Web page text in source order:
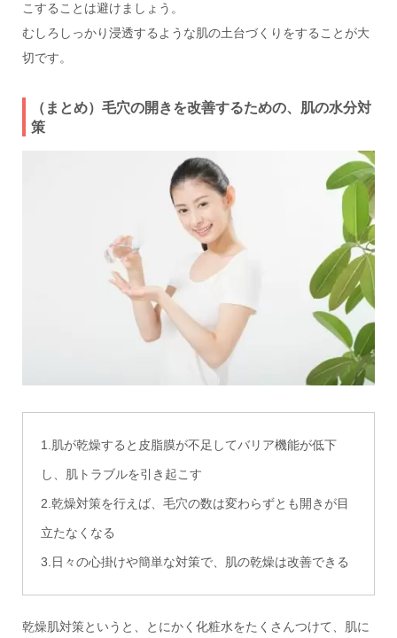
こすることは避けましょう。
むしろしっかり浸透するような肌の土台づくりをすることが大
切です。
（まとめ）毛穴の開きを改善するための、肌の水分対
策
1.肌が乾燥すると皮脂膜が不足してバリア機能が低下
し、肌トラブルを引き起こす
2.乾燥対策を行えば、毛穴の数は変わらずとも開きが目
立たなくなる
3.日々の心掛けや簡単な対策で、肌の乾燥は改善できる
乾燥肌対策というと、とにかく化粧水をたくさんつけて、肌に